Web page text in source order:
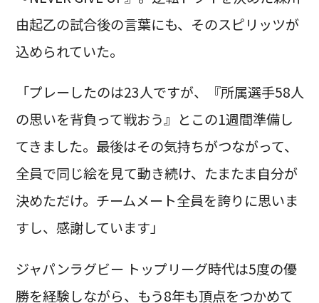
由起乙の試合後の言葉にも、そのスピリッツが
込められていた。
「プレーしたのは23人ですが、『所属選手58人
の思いを背負って戦おう』とこの1週間準備し
てきました。最後はその気持ちがつながって、
全員で同じ絵を見て動き続け、たまたま自分が
決めただけ。チームメート全員を誇りに思いま
すし、感謝しています」
ジャパンラグビー トップリーグ時代は5度の優
勝を経験しながら、もう8年も頂点をつかめて